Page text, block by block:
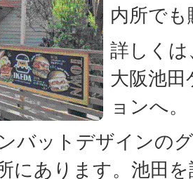
内所で
詳しくは
大阪池
ョンへ。
バットデザインの
にあります。池田